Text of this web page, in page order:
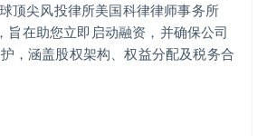
顶尖风投律所美国科律律师事务所
旨在助您立即启动融资，并确保公司
，涵盖股权架构、权益分配及税务合